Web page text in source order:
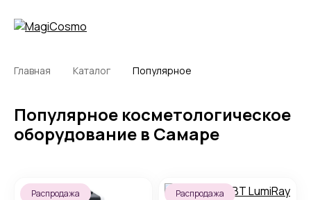
Главная Каталог Популярное
Популярное косметологическое
оборудование в Самаре
Распродажа Распродажа